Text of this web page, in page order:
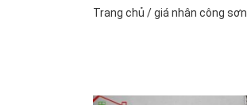
Trang chủ /giá nhân công